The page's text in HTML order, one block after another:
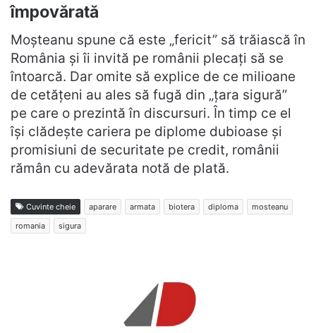
împovărată
Moșteanu spune că este „fericit” să trăiască în
România și îi invită pe românii plecați să se
întoarcă. Dar omite să explice de ce milioane
de cetățeni au ales să fugă din „țara sigură”
pe care o prezintă în discursuri. În timp ce el
își clădește cariera pe diplome dubioase și
promisiuni de securitate pe credit, românii
rămân cu adevărata notă de plată.
Cuvinte cheie aparare armata biotera diploma
mosteanu
romania
sigura